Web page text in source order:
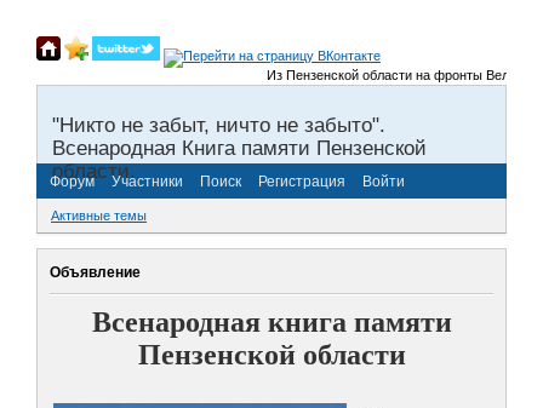
Из Пензенской области на фронты Великой
"Никто не забыт, ничто не забыто".
Всенародная Книга памяти Пензенской
области.
Форум Участники Поиск Регистрация Войти
Активные темы
Объявление
Всенародная книга памяти
Пензенской области